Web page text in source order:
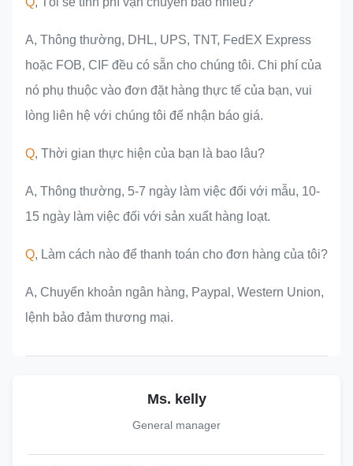
A, Thông thường, DHL, UPS, TNT, FedEX Express
hoặc FOB, CIF đều có sẵn cho chúng tôi. Chi phí của
nó phụ thuộc vào đơn đặt hàng thực tế của bạn, vui
lòng liên hệ với chúng tôi để nhận báo giá.
Q, Thời gian thực hiện của bạn là bao lâu?
A, Thông thường, 5-7 ngày làm việc đối với mẫu, 10-
15 ngày làm việc đối với sản xuất hàng loạt.
Q, Làm cách nào để thanh toán cho đơn hàng của tôi?
A, Chuyển khoản ngân hàng, Paypal, Western Union,
lệnh bảo đảm thương mại.
Ms. kelly
General manager